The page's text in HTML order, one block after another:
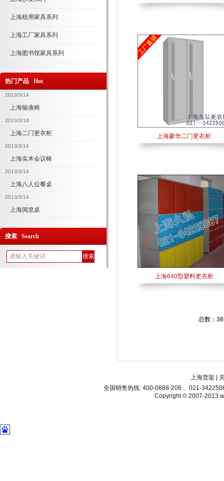
上海校用家具系列
上海工厂家具系列
上海图书馆家具系列
热门产品 Hot
2013/3/14
上海输液椅
2013/3/14
上海二门更衣柜
2013/3/14
上海实木会议椅
2013/3/14
上海八人位餐桌
2013/3/14
上海阅览桌
搜索 Search
上海豪华二门更衣柜
上海640型塑料更衣柜
总数：
上海货架|
全国销售热线: 400-0888-206 、021-
Copyright © 2007-2013